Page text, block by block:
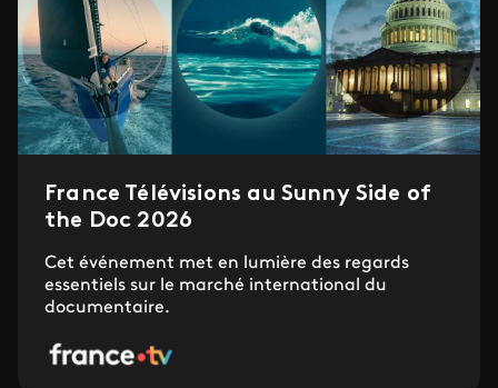
France Télévisions au Sunny Side of
the Doc 2026
Cet événement met en lumière des regards
essentiels sur le marché international du
documentaire.